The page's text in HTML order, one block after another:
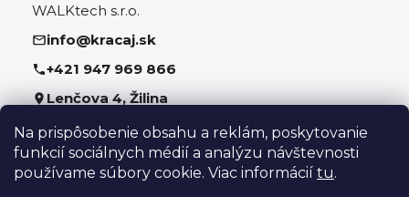
Na prispôsobenie obsahu a reklám, poskytovanie
funkcií sociálnych médií a analýzu návštevnosti
používame súbory cookie. Viac informácií tu.
WALKtech s.r.o.
info@kracaj.sk
+421 947 969 866
Lenčova 4, Žilina
Sledujte nás